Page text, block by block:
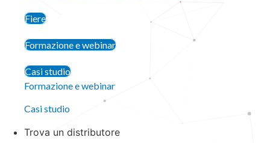
Fiere
Formazione e webinar
Casi studio
Formazione e webinar
Casi studio
Trova un distributore